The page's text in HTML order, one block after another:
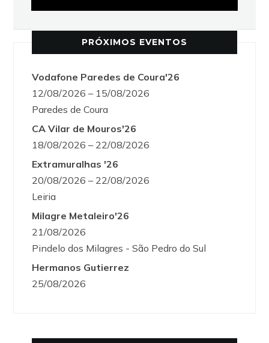
PRÓXIMOS EVENTOS
Vodafone Paredes de Coura'26
12/08/2026 – 15/08/2026
Paredes de Coura
CA Vilar de Mouros'26
18/08/2026 – 22/08/2026
Extramuralhas '26
20/08/2026 – 22/08/2026
Leiria
Milagre Metaleiro'26
21/08/2026
Pindelo dos Milagres - São Pedro do Sul
Hermanos Gutierrez
25/08/2026